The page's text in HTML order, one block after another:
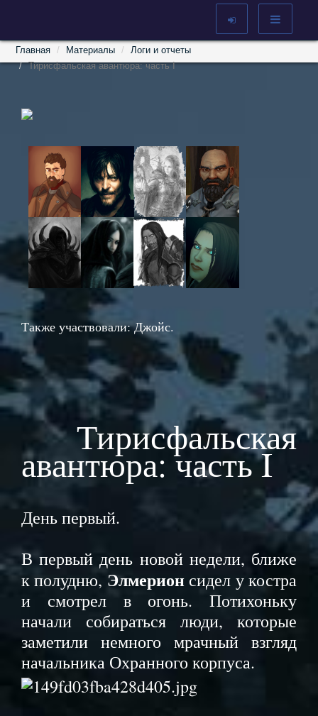
Главная Материалы
Логи и отчеты
Тирисфальская авантюра: часть I
Также участвовали: Джойс.
Тирисфальская
авантюра: часть I
День первый.
В первый день новой недели, ближе
к полудню, Элмерионсидел у костра
и смотрел в огонь. Потихоньку
начали собираться люди, которые
заметили немного мрачный взгляд
начальника Охранного корпуса.